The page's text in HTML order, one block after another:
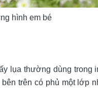
hình em bé
lụa thường dùng trong
bên trên có phủ một lớp